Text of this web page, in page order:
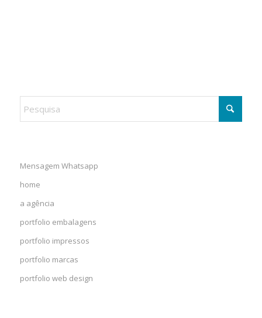
Mensagem Whatsapp
home
a agência
portfolio embalagens
portfolio impressos
portfolio marcas
portfolio web design